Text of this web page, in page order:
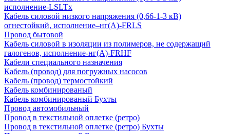
исполнение-LSLTx
Кабель силовой низкого напряжения (0,66-1-3 кВ)
огнестойкий, исполнение–нг(А)-FRLS
Провод бытовой
Кабель силовой в изоляции из полимеров, не содержащий
галогенов, исполнение-нг(А)-FRHF
Кабели специального назначения
Кабель (провод) для погружных насосов
Кабель (провод) термостойкий
Кабель комбинированый
Кабель комбинированый Бухты
Провод автомобильный
Провод в текстильной оплетке (ретро)
Провод в текстильной оплетке (ретро) Бухты